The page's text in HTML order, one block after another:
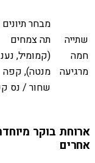
שתייה
חמה
מרגיעה
מבחר
תה צמחים
(קמומיל,
מנטה), קפה
שחור / נס
ארוחת בוקר
אחרים